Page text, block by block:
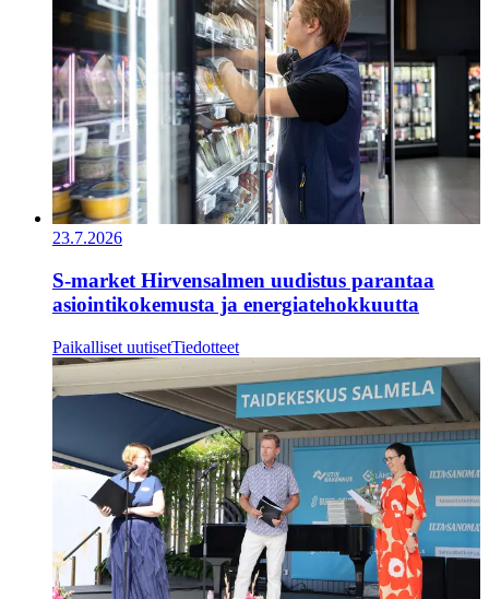
23.7.2026
S-market Hirvensalmen uudistus parantaa
asiointikokemusta ja energiatehokkuutta
Paikalliset uutisetTiedotteet